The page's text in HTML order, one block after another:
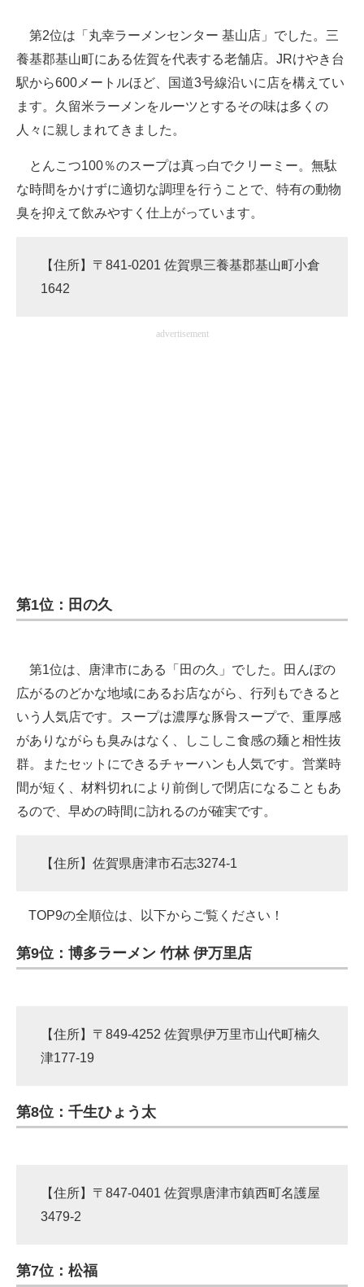
第2位は「丸幸ラーメンセンター 基山店」でした。三
養基郡基山町にある佐賀を代表する老舗店。JRけやき台
駅から600メートルほど、国道3号線沿いに店を構えてい
ます。久留米ラーメンをルーツとするその味は多くの
人々に親しまれてきました。
とんこつ100％のスープは真っ白でクリーミー。無駄
な時間をかけずに適切な調理を行うことで、特有の動物
臭を抑えて飲みやすく仕上がっています。
【住所】〒841-0201 佐賀県三養基郡基山町小倉
1642
advertisement
第1位：田の久
第1位は、唐津市にある「田の久」でした。田んぼの
広がるのどかな地域にあるお店ながら、行列もできると
いう人気店です。スープは濃厚な豚骨スープで、重厚感
がありながらも臭みはなく、しこしこ食感の麺と相性抜
群。またセットにできるチャーハンも人気です。営業時
間が短く、材料切れにより前倒しで閉店になることもあ
るので、早めの時間に訪れるのが確実です。
【住所】佐賀県唐津市石志3274-1
TOP9の全順位は、以下からご覧ください！
第9位：博多ラーメン 竹林 伊万里店
【住所】〒849-4252 佐賀県伊万里市山代町楠久
津177-19
第8位：千生ひょう太
【住所】〒847-0401 佐賀県唐津市鎮西町名護屋
3479-2
第7位：松福